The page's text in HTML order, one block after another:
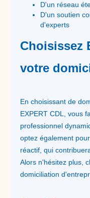
D'un réseau
D'un soutien
d'experts
Choisissez
votre
En choisissant de
EXPERT CDL, vous
professionnel
optez également
réactif, qui
Alors n'hésitez plus,
domiciliation